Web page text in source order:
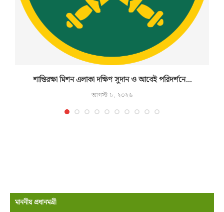
শান্তিরক্ষা মিশন এলাকা দক্ষিণ সুদান ও আবেই পরিদর্শনে...
আগস্ট ৮, ২০২৬
মাননীয় প্রধানমন্রী